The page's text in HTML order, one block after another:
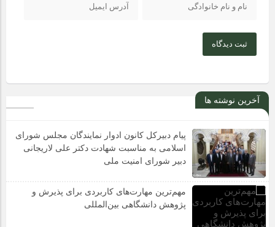
ثبت دیدگاه
آخرین نوشته ها
پیام دبیرکل کانون ادوار نمایندگان مجلس شورای
اسلامی به مناسبت شهادت دکتر علی لاریجانی
دبیر شورای امنیت ملی
مهم‌ترین مهارت‌های کاربردی برای پذیرش و
پژوهش دانشگاهی بین‌المللی